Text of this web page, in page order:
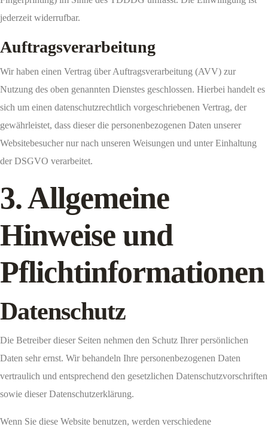
jederzeit widerrufbar.
Auftragsverarbeitung
Wir haben einen Vertrag über Auftragsverarbeitung (AVV) zur
Nutzung des oben genannten Dienstes geschlossen. Hierbei handelt es
sich um einen datenschutzrechtlich vorgeschriebenen Vertrag, der
gewährleistet, dass dieser die personenbezogenen Daten unserer
Websitebesucher nur nach unseren Weisungen und unter Einhaltung
der DSGVO verarbeitet.
3. Allgemeine
Hinweise und
Pflicht­informationen
Datenschutz
Die Betreiber dieser Seiten nehmen den Schutz Ihrer persönlichen
Daten sehr ernst. Wir behandeln Ihre personenbezogenen Daten
vertraulich und entsprechend den gesetzlichen Datenschutzvorschriften
sowie dieser Datenschutzerklärung.
Wenn Sie diese Website benutzen, werden verschiedene